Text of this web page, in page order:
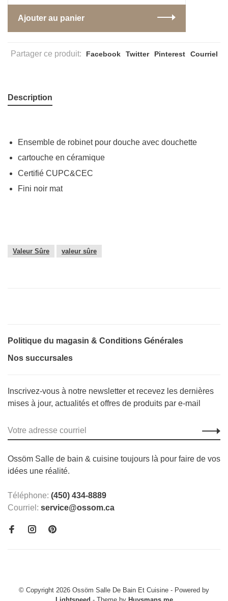
Ajouter au panier
Partager ce produit: Facebook Twitter Pinterest Courriel
Description
Ensemble de robinet pour douche avec douchette
cartouche en céramique
Certifié CUPC&CEC
Fini noir mat
Valeur Sûre valeur sûre
Politique du magasin & Conditions Générales
Nos succursales
Inscrivez-vous à notre newsletter et recevez les dernières
mises à jour, actualités et offres de produits par e-mail
Ossöm Salle de bain & cuisine toujours là pour faire de vos
idées une réalité.
Téléphone: (450) 434-8889
Courriel: service@ossom.ca
© Copyright 2026 Ossöm Salle De Bain Et Cuisine - Powered by